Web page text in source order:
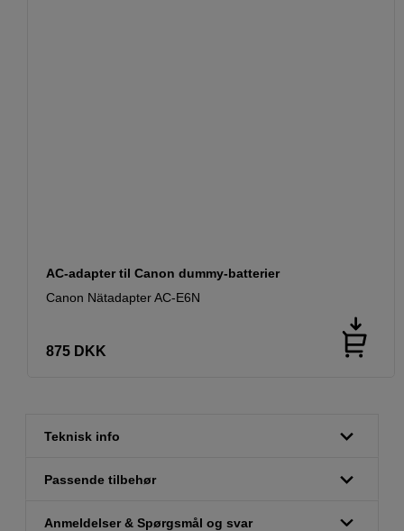
AC-adapter til Canon dummy-batterier
Canon Nätadapter AC-E6N
875 DKK
Teknisk info
Passende tilbehør
Anmeldelser & Spørgsmål og svar